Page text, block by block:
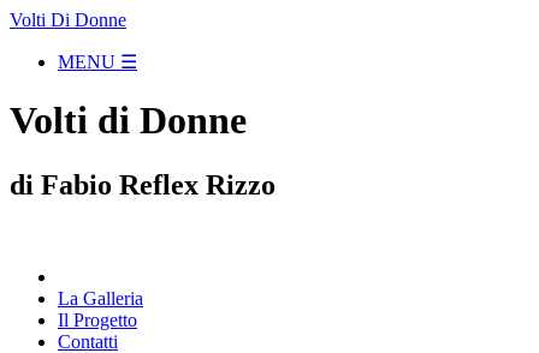
Volti Di Donne
MENU ☰
Volti di Donne
di Fabio Reflex Rizzo
La Galleria
Il Progetto
Contatti